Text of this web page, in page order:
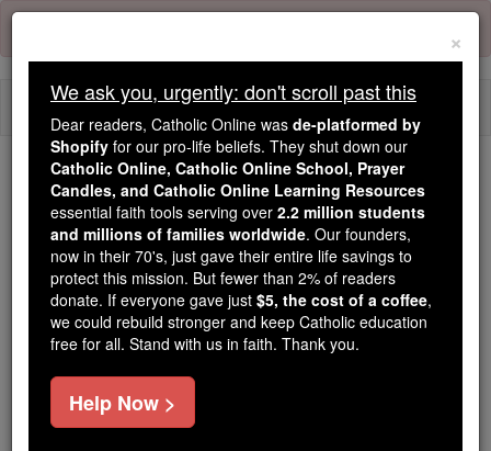
Skip
content
Because of You, 2.2 Million
Students Are Being Formed in the
Faith
Because of generous supporters like you,
Catholic Online School has already delivered
free, faithful Catholic education to over 2.2
million students across 193 countries. In an age
of noise and algorithms, you are helping form
souls with truth, prayer, Scripture, and Christ.
×
We ask you, urgently: don't scroll past this
Dear readers, Catholic Online was de-platformed by
Shopify for our pro-life beliefs. They shut down our
Catholic Online, Catholic Online School, Prayer
Candles, and Catholic Online Learning Resources
essential faith tools serving over 2.2 million students
and millions of families worldwide. Our founders,
now in their 70's, just gave their entire life savings to
protect this mission. But fewer than 2% of readers
donate. If everyone gave just $5, the cost of a coffee,
we could rebuild stronger and keep Catholic education
free for all. Stand with us in faith. Thank you.
Help Now >